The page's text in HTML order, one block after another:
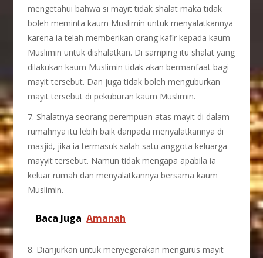
mengetahui bahwa si mayit tidak shalat maka tidak
boleh meminta kaum Muslimin untuk menyalatkannya
karena ia telah memberikan orang kafir kepada kaum
Muslimin untuk dishalatkan. Di samping itu shalat yang
dilakukan kaum Muslimin tidak akan bermanfaat bagi
mayit tersebut. Dan juga tidak boleh menguburkan
mayit tersebut di pekuburan kaum Muslimin.
7. Shalatnya seorang perempuan atas mayit di dalam
rumahnya itu lebih baik daripada menyalatkannya di
masjid, jika ia termasuk salah satu anggota keluarga
mayyit tersebut. Namun tidak mengapa apabila ia
keluar rumah dan menyalatkannya bersama kaum
Muslimin.
Baca Juga Amanah
8. Dianjurkan untuk menyegerakan mengurus mayit